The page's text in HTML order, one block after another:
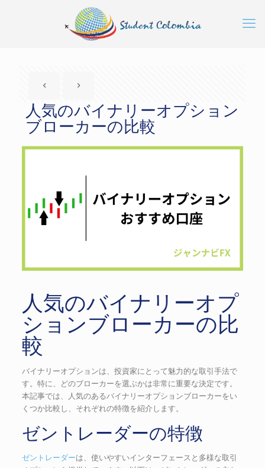
人気のバイナリーオプション
ブローカーの比較
人気のバイナリーオプ
ションブローカーの比
較
バイナリーオプションは、投資家にとって魅力的な取引手法で
す。特に、どのブローカーを選ぶかは非常に重要な決定です。
本記事では、人気のあるバイナリーオプションブローカーをい
くつか比較し、それぞれの特徴を紹介します。
ゼントレーダーの特徴
ゼントレーダーは、使いやすいインターフェースと多様な取引